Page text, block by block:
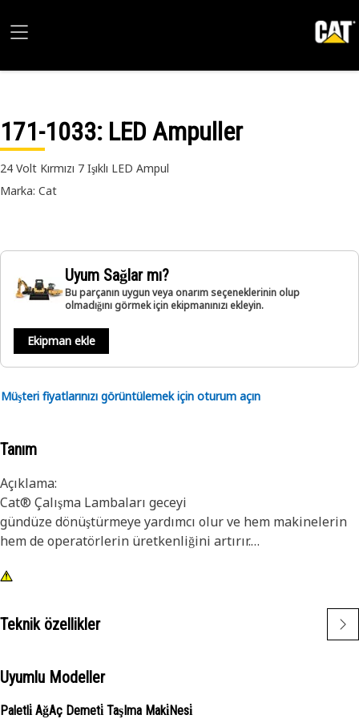
171-1033: LED Ampuller
24 Volt Kırmızı 7 Işıklı LED Ampul
Marka: Cat
Uyum Sağlar mı?
Bu parçanın uygun veya onarım seçeneklerinin olup
olmadığını görmek için ekipmanınızı ekleyin.
Ekipman ekle
Müşteri fiyatlarınızı görüntülemek için oturum açın
Tanım
Açıklama:
Cat® Çalışma Lambaları geceyi
gündüze dönüştürmeye yardımcı olur ve hem makinelerin
hem de operatörlerin üretkenliğini artırır.
Özellikler:
zorlu titreşim seviyelerini karşılayacak şekilde
getirilebilir ve eski makinelere donanımı iyileştirme için
Teknik özellikler
Uyumlu Modeller
Paletli̇ AğAç Demeti̇ TaşIma Maki̇Nesi̇